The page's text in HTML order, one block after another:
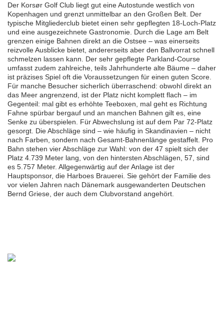
Der Korsør Golf Club liegt gut eine Autostunde westlich von
Kopenhagen und grenzt unmittelbar an den Großen Belt. Der
typische Mitgliederclub bietet einen sehr gepflegten 18-Loch-Platz
und eine ausgezeichnete Gastronomie. Durch die Lage am Belt
grenzen einige Bahnen direkt an die Ostsee – was einerseits
reizvolle Ausblicke bietet, andererseits aber den Ballvorrat schnell
schmelzen lassen kann. Der sehr gepflegte Parkland-Course
umfasst zudem zahlreiche, teils Jahrhunderte alte Bäume – daher
ist präzises Spiel oft die Voraussetzungen für einen guten Score.
Für manche Besucher sicherlich überraschend: obwohl direkt an
das Meer angrenzend, ist der Platz nicht komplett flach – im
Gegenteil: mal gibt es erhöhte Teeboxen, mal geht es Richtung
Fahne spürbar bergauf und an manchen Bahnen gilt es, eine
Senke zu überspielen. Für Abwechslung ist auf dem Par 72-Platz
gesorgt. Die Abschläge sind – wie häufig in Skandinavien – nicht
nach Farben, sondern nach Gesamt-Bahnenlänge gestaffelt. Pro
Bahn stehen vier Abschläge zur Wahl: von der 47 spielt sich der
Platz 4.739 Meter lang, von den hintersten Abschlägen, 57, sind
es 5.757 Meter. Allgegenwärtig auf der Anlage ist der
Hauptsponsor, die Harboes Brauerei. Sie gehört der Familie des
vor vielen Jahren nach Dänemark ausgewanderten Deutschen
Bernd Griese, der auch dem Clubvorstand angehört.